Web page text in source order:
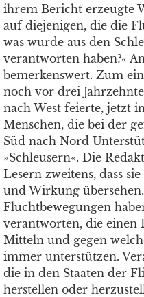
ihrem Bericht erzeugte
auf diejenigen, die die
was wurde aus den
verantworten haben?«
bemerkenswert. Zum
noch vor drei
nach West feierte, jetzt
Menschen, die bei der
Süd nach Nord
»Schleusern«. Die
Lesern zweitens, dass
und Wirkung
Fluchtbewegungen
verantworten, die einen
Mitteln und gegen
immer unterstützen.
die in den Staaten der
herstellen oder